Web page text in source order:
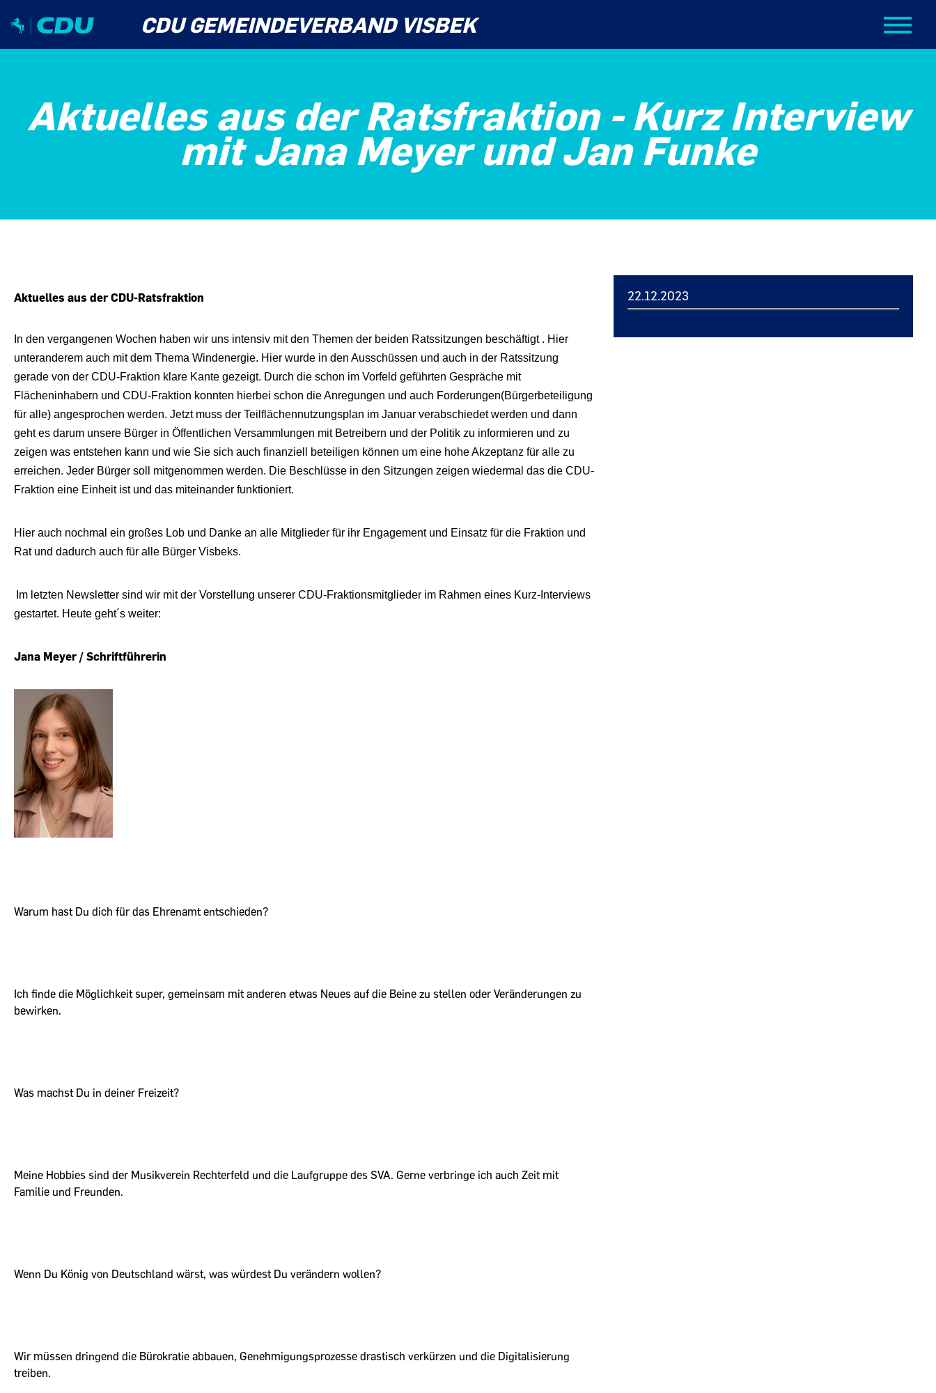
CDU GEMEINDEVERBAND VISBEK
Aktuelles aus der Ratsfraktion - Kurz Interview
mit Jana Meyer und Jan Funke
Aktuelles aus der CDU-Ratsfraktion
In den vergangenen Wochen haben wir uns intensiv mit den Themen der beiden Ratssitzungen beschäftigt . Hier
unteranderem auch mit dem Thema Windenergie. Hier wurde in den Ausschüssen und auch in der Ratssitzung
gerade von der CDU-Fraktion klare Kante gezeigt. Durch die schon im Vorfeld geführten Gespräche mit
Flächeninhabern und CDU-Fraktion konnten hierbei schon die Anregungen und auch Forderungen(Bürgerbeteiligung
für alle) angesprochen werden. Jetzt muss der Teilflächennutzungsplan im Januar verabschiedet werden und dann
geht es darum unsere Bürger in Öffentlichen Versammlungen mit Betreibern und der Politik zu informieren und zu
zeigen was entstehen kann und wie Sie sich auch finanziell beteiligen können um eine hohe Akzeptanz für alle zu
erreichen. Jeder Bürger soll mitgenommen werden. Die Beschlüsse in den Sitzungen zeigen wiedermal das die CDU-
Fraktion eine Einheit ist und das miteinander funktioniert.
Hier auch nochmal ein großes Lob und Danke an alle Mitglieder für ihr Engagement und Einsatz für die Fraktion und
Rat und dadurch auch für alle Bürger Visbeks.
Im letzten Newsletter sind wir mit der Vorstellung unserer CDU-Fraktionsmitglieder im Rahmen eines Kurz-Interviews
gestartet. Heute geht´s weiter:
Jana Meyer / Schriftführerin
Warum hast Du dich für das Ehrenamt entschieden?
Ich finde die Möglichkeit super, gemeinsam mit anderen etwas Neues auf die Beine zu stellen oder Veränderungen zu
bewirken.
Was machst Du in deiner Freizeit?
Meine Hobbies sind der Musikverein Rechterfeld und die Laufgruppe des SVA. Gerne verbringe ich auch Zeit mit
Familie und Freunden.
Wenn Du König von Deutschland wärst, was würdest Du verändern wollen?
Wir müssen dringend die Bürokratie abbauen, Genehmigungsprozesse drastisch verkürzen und die Digitalisierung
treiben.
22.12.2023